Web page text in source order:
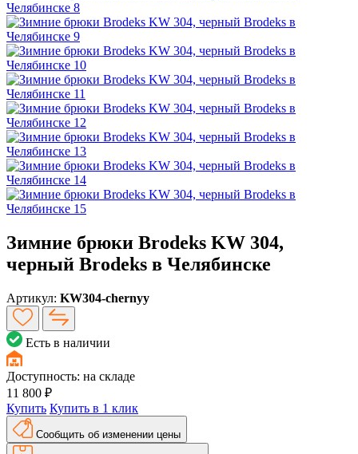
Зимние брюки Brodeks KW 304,
черный Brodeks в Челябинске
Артикул: KW304-chernyy
Есть в наличии
Доступность: на складе
11 800 ₽
Купить Купить в 1 клик
Сообщить об изменении цены